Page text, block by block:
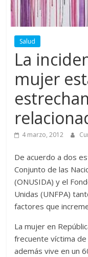
Salud
La
mujer
4 marzo, 2012
De acuerdo a dos
Conjunto de las
(ONUSIDA) y el
Unidas (UNFPA)
factores que
La mujer en
frecuente víctima
además vive en un